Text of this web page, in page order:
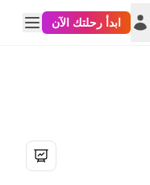
ابدأ رحلتك الآن